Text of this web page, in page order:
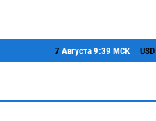
7 Августа 9:39 МСК USD